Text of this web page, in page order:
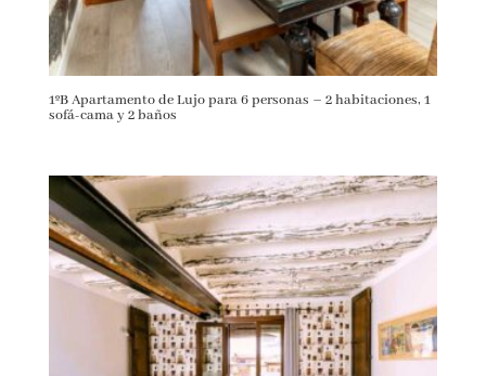
1ºB Apartamento de Lujo para 6 personas – 2 habitaciones, 1
sofá-cama y 2 baños